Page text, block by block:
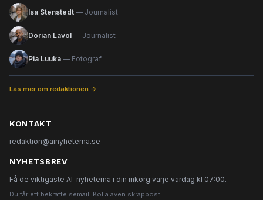
Isa Stenstedt — Journalist
Dorian Lavol — Journalist
Pia Luuka — Fotograf
Läs mer om redaktionen →
KONTAKT
redaktion@ainyheterna.se
NYHETSBREV
Få de viktigaste AI-nyheterna i din inkorg varje vardag kl 07:00.
Du får ett bekräftelsemail. Kolla även skräppost.